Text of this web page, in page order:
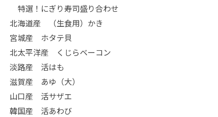
特選！にぎり寿司盛り合わせ
北海道産 （生食用）かき
宮城産 ホタテ貝
北太平洋産 くじらベーコン
淡路産 活はも
滋賀産 あゆ（大）
山口産 活サザエ
韓国産 活あわび